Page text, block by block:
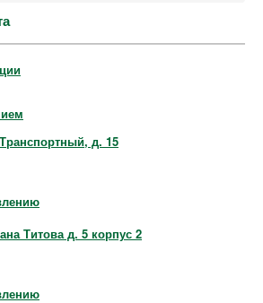
д. 15
Титова д. 5 корпус 2